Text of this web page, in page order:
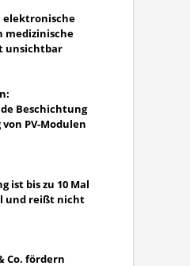
elektronische
medizinische
unsichtbar
Beschichtung
PV-Modulen
ist bis zu 10 Mal
und reißt nicht
Co. fördern